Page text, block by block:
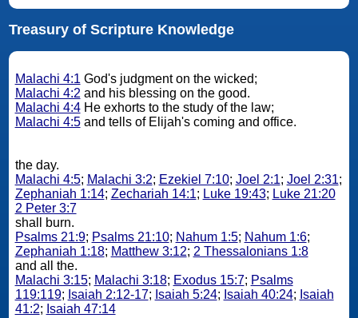
Treasury of Scripture Knowledge
Malachi 4:1 God's judgment on the wicked;
Malachi 4:2 and his blessing on the good.
Malachi 4:4He exhorts to the study of the law;
Malachi 4:5and tells of Elijah's coming and office.
the day.
Malachi 4:5; Malachi 3:2; Ezekiel 7:10; Joel 2:1; Joel 2:31;
Zephaniah 1:14; Zechariah 14:1; Luke 19:43; Luke 21:20
2 Peter 3:7
shall burn.
Psalms 21:9; Psalms 21:10; Nahum 1:5; Nahum 1:6;
Zephaniah 1:18; Matthew 3:12; 2 Thessalonians 1:8
and all the.
Malachi 3:15; Malachi 3:18; Exodus 15:7; Psalms
119:119; Isaiah 2:12-17; Isaiah 5:24; Isaiah 40:24; Isaiah
41:2; Isaiah 47:14